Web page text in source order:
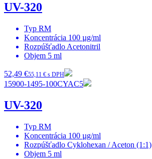
UV-320
Typ RM
Koncentrácia 100 µg/ml
Rozpúšťadlo Acetonitril
Objem 5 ml
52,49 €55,11 € s DPH
15900-1495-100CYAC5
UV-320
Typ RM
Koncentrácia 100 µg/ml
Rozpúšťadlo Cyklohexan / Aceton (1:1)
Objem 5 ml